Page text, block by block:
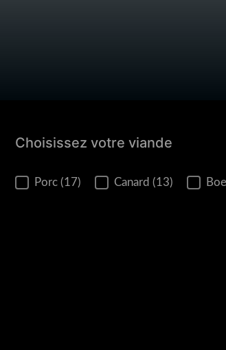
Choisissez votre viande
Choisissez votre viande
Porc (17) Canard (13)